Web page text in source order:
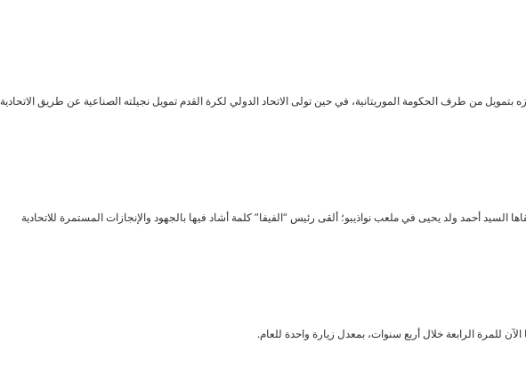
بتمويل من طرف الحكومة الموريتانية، في حين تولى الاتحاد الدولي لكرة القدم تمويل نجيلته الصناعية عن طريق الاتحادية
السيد أحمد ولد يحيى في ملعب نواذيبو؛ ألقى رئيس “الفيفا” كلمة أشاد فيها بالجهود والإنجازات المستمرة للاتحادية
الآن للمرة الرابعة خلال أربع سنوات، بمعدل زيارة واحدة للعام.